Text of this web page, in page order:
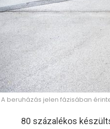
A beruházás jelen fázisában
80 százalékos